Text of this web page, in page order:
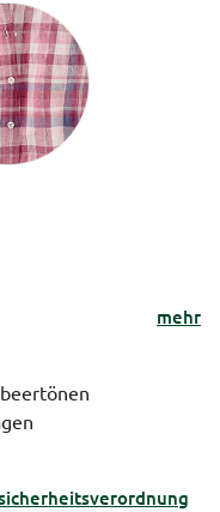
mehr